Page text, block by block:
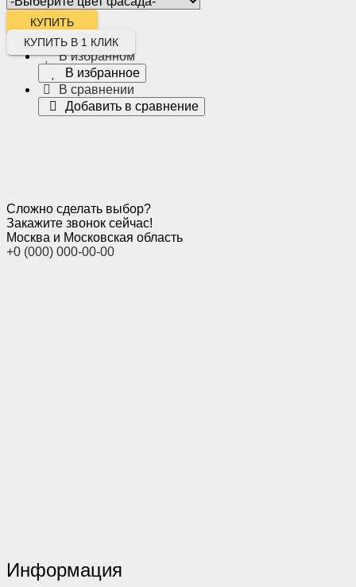
КУПИТЬ В 1 КЛИК
В избранном
В избранное
В сравнении
Добавить в сравнение
Сложно сделать выбор?
Закажите звонок сейчас!
Москва и Московская область
+0 (000) 000-00-00
Информация